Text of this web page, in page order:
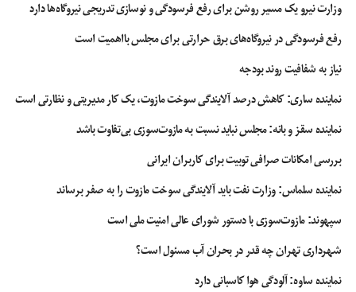
ایر، ماهان، سپهران، کاسپین، پارس، معراج، وارش، آتا و قشم ایر اشاره کرد. شرکت‌های
هواپیمایی ساها، تابان و زاگرس نیز پرواز شیراز را دارند.
وزارت نیرو یک مسیر روشن برای رفع فرسودگی و نوسازی تدریجی نیروگاه‌ها دارد
رفع فرسودگی در نیروگاه‌های برق حرارتی برای مجلس بااهمیت است
نیاز به شفافیت روند بودجه
نماینده ساری: کاهش درصد آلایندگی سوخت مازوت، یک کار مدیریتی و نظارتی است
نماینده سقز و بانه: مجلس نباید نسبت به مازوت‌سوزی بی‌تفاوت باشد
بررسی امکانات صرافی توبیت برای کاربران ایرانی
نماینده سلماس: وزارت نفت باید آلایندگی سوخت مازوت را به صفر برساند
سپهوند:‌ مازوت‌سوزی با دستور شورای عالی امنیت ملی است
شهرداری تهران چه قدر در بحران آب مسئول است؟
نماینده ساوه: آلودگی هوا کاسبانی دارد